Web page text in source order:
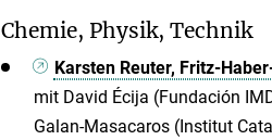
Chemie, Physik, Technik
Karsten Reuter, Fritz-
mit David Écija (Fundación
Galan-Masacaros (Institut